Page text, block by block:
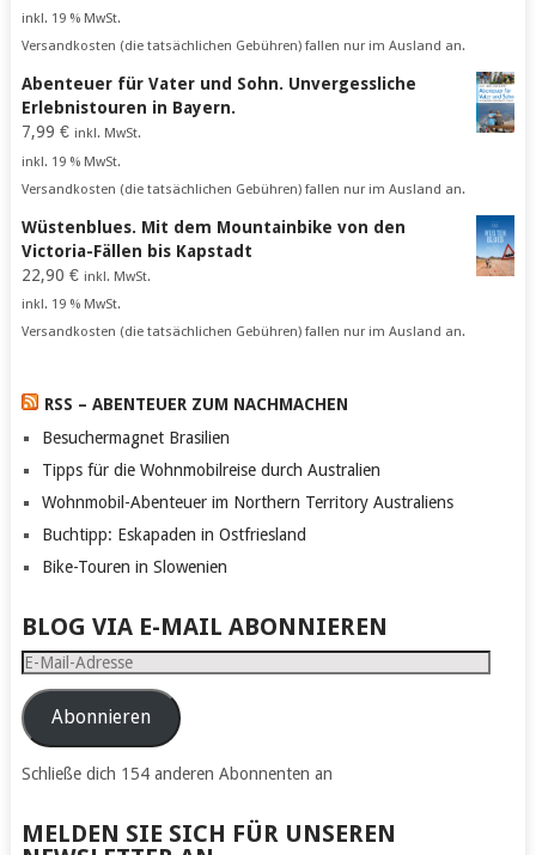
inkl. 19 % MwSt.
Versandkosten (die tatsächlichen Gebühren) fallen nur im Ausland an.
Abenteuer für Vater und Sohn. Unvergessliche
Erlebnistouren in Bayern.
7,99 € inkl. MwSt.
inkl. 19 % MwSt.
Versandkosten (die tatsächlichen Gebühren) fallen nur im Ausland an.
Wüstenblues. Mit dem Mountainbike von den
Victoria-Fällen bis Kapstadt
22,90 € inkl. MwSt.
inkl. 19 % MwSt.
Versandkosten (die tatsächlichen Gebühren) fallen nur im Ausland an.
RSS – ABENTEUER ZUM NACHMACHEN
Besuchermagnet Brasilien
Tipps für die Wohnmobilreise durch Australien
Wohnmobil-Abenteuer im Northern Territory Australiens
Buchtipp: Eskapaden in Ostfriesland
Bike-Touren in Slowenien
BLOG VIA E-MAIL ABONNIEREN
E-
Mail-
AdresseAbonnieren
Schließe dich 154 anderen Abonnenten an
MELDEN SIE SICH FÜR UNSEREN